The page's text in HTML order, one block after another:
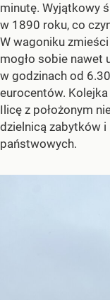
minutę. Wyjątkowy
w 1890 roku, co
W wagoniku
mogło sobie nawet
w godzinach od
eurocentów.
Ilicę z położonym
dzielnicą zabytków i
państwowych.